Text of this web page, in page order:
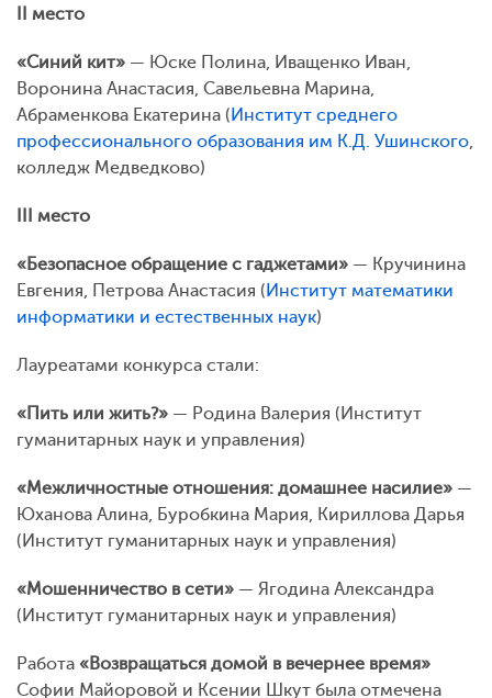
II место
«Синий кит» — Юске Полина, Иващенко Иван,
Воронина Анастасия, Савельевна Марина,
Абраменкова Екатерина ( Институт среднего
профессионального образования им К.Д. Ушинского,
колледж Медведково)
III место
«Безопасное обращение с гаджетами» — Кручинина
Евгения, Петрова Анастасия ( Институт математики
информатики и естественных наук)
Лауреатами конкурса стали:
«Пить или жить?» — Родина Валерия (Институт
гуманитарных наук и управления)
«Межличностные отношения: домашнее насилие» —
Юханова Алина, Буробкина Мария, Кириллова Дарья
(Институт гуманитарных наук и управления)
«Мошенничество в сети» — Ягодина Александра
(Институт гуманитарных наук и управления)
Работа «Возвращаться домой в вечернее время»
Софии Майоровой и Ксении Шкут была отмечена